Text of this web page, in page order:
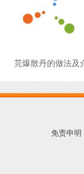
芫爆散丹的做法及
免责申明